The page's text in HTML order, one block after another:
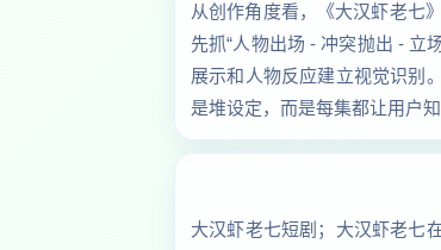
从创作角度看，《大汉虾老七
先抓“人物出场 - 冲突抛出 - 立
展示和人物反应建立视觉识别
是堆设定，而是每集都让用户
大汉虾老七短剧；大汉虾老七